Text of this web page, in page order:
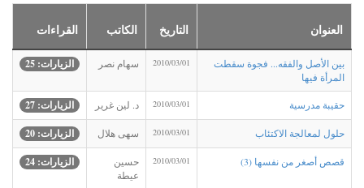
العنوان التاريخ الكاتب القراءات
بين الأصل والفقه... فجوة سقطت
المرأة فيها
2010/03/01 سهام نصر الزيارات: 25
حقيبة مدرسية 2010/03/01 د. لين غرير الزيارات: 27
حلول لمعالجة الاكتئاب 2010/03/01 سهى هلال الزيارات: 20
قصص أصغر من نفسها (3) 2010/03/01
حسين
عيطة
الزيارات: 24